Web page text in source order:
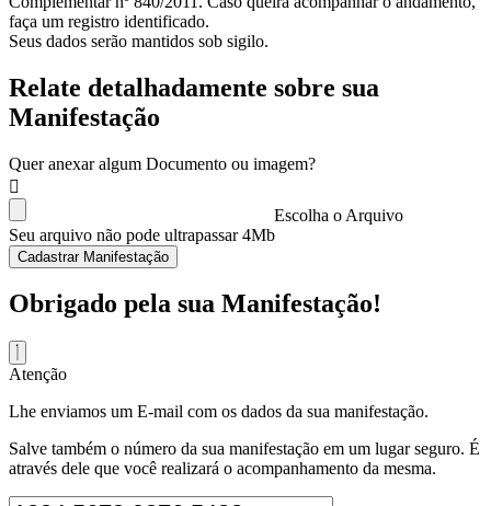
faça um registro identificado.
Seus dados serão mantidos sob sigilo.
Relate detalhadamente sobre sua
Manifestação
Quer anexar algum Documento ou imagem?
Escolha o Arquivo
Seu arquivo não pode ultrapassar 4Mb
Cadastrar Manifestação
Obrigado pela sua Manifestação!
Atenção
Lhe enviamos um E-mail com os dados da sua manifestação.
Salve também o número da sua manifestação em um lugar seguro. É
através dele que você realizará o acompanhamento da mesma.